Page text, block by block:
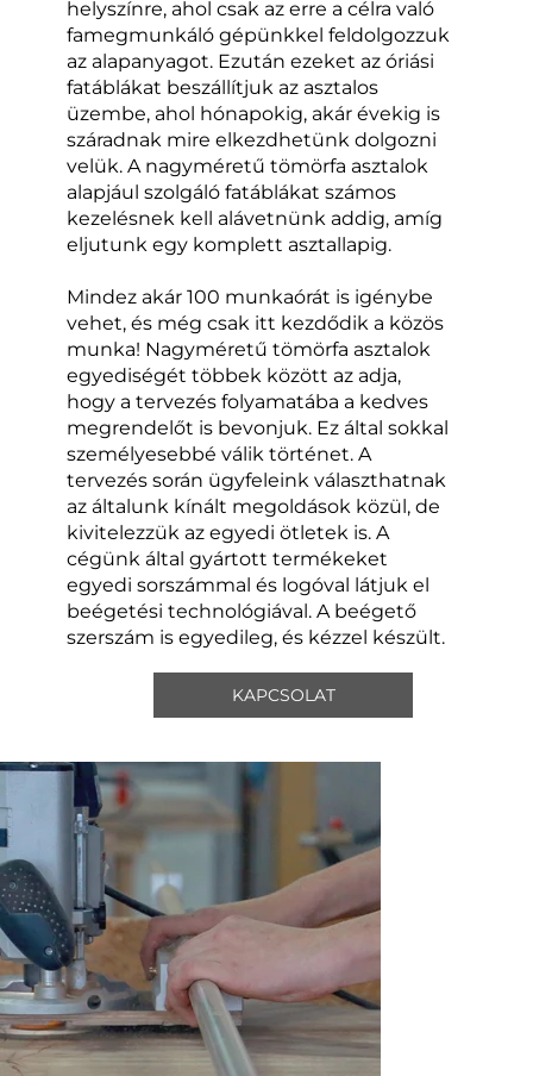
KAPCSOLAT
helyszínre, ahol csak az erre a célra való
famegmunkáló gépünkkel feldolgozzuk
az alapanyagot. Ezután ezeket az óriási
fatáblákat beszállítjuk az asztalos
üzembe, ahol hónapokig, akár évekig is
száradnak mire elkezdhetünk dolgozni
velük. A nagyméretű tömörfa asztalok
alapjául szolgáló fatáblákat számos
kezelésnek kell alávetnünk addig, amíg
eljutunk egy komplett asztallapig.
Mindez akár 100 munkaórát is igénybe
vehet, és még csak itt kezdődik a közös
munka! Nagyméretű tömörfa asztalok
egyediségét többek között az adja,
hogy a tervezés folyamatába a kedves
megrendelőt is bevonjuk. Ez által sokkal
személyesebbé válik történet. A
tervezés során ügyfeleink választhatnak
az általunk kínált megoldások közül, de
kivitelezzük az egyedi ötletek is. A
cégünk által gyártott termékeket
egyedi sorszámmal és logóval látjuk el
beégetési technológiával. A beégető
szerszám is egyedileg, és kézzel készült.